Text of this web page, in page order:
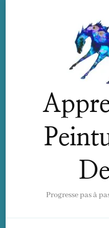
Progresse pas à